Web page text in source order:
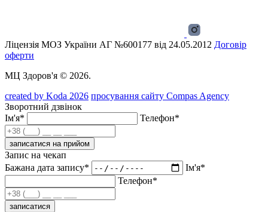
Ліцензія МОЗ України АГ №600177 від 24.05.2012 Договір
оферти
МЦ Здоров'я © 2026.
created by Koda 2026 просування сайту Compas Agency
Зворотний дзвінок
Ім'я*
Телефон*
записатися на прийом
Запис на чекап
Бажана дата запису*
Ім'я*
Телефон*
записатися